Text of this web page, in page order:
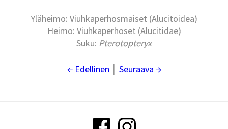
Yläheimo: Viuhkaperhosmaiset (Alucitoidea)
Heimo: Viuhkaperhoset (Alucitidae)
Suku: Pterotopteryx
← Edellinen Seuraava →